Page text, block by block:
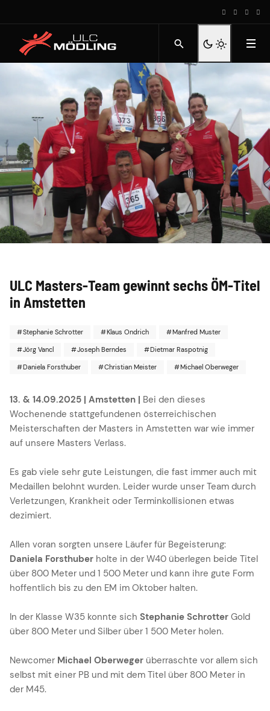
ULC Masters-Team gewinnt sechs ÖM-Titel
in Amstetten
Stephanie Schrotter Klaus Ondrich Manfred Muster
Jörg Vancl Joseph Berndes Dietmar Raspotnig
Daniela Forsthuber Christian Meister Michael Oberweger
13. & 14.09.2025 | Amstetten | Bei den dieses
Wochenende stattgefundenen österreichischen
Meisterschaften der Masters in Amstetten war wie immer
auf unsere Masters Verlass.
Es gab viele sehr gute Leistungen, die fast immer auch mit
Medaillen belohnt wurden. Leider wurde unser Team durch
Verletzungen, Krankheit oder Terminkollisionen etwas
dezimiert.
Allen voran sorgten unsere Läufer für Begeisterung:
Daniela Forsthuber holte in der W40 überlegen beide Titel
über 800 Meter und 1 500 Meter und kann ihre gute Form
hoffentlich bis zu den EM im Oktober halten.
In der Klasse W35 konnte sich Stephanie Schrotter Gold
über 800 Meter und Silber über 1 500 Meter holen.
Newcomer Michael Oberweger überraschte vor allem sich
selbst mit einer PB und mit dem Titel über 800 Meter in
der M45.